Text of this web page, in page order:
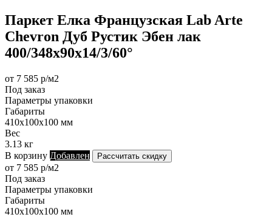
Паркет Елка Французская Lab Arte
Chevron Дуб Рустик Эбен лак
400/348х90х14/3/60°
от 7 585 р/м2
Под заказ
Параметры упаковки
Габариты
410х100х100 мм
Вес
3.13 кг
В корзину Добавлен Рассчитать скидку
от 7 585 р/м2
Под заказ
Параметры упаковки
Габариты
410х100х100 мм